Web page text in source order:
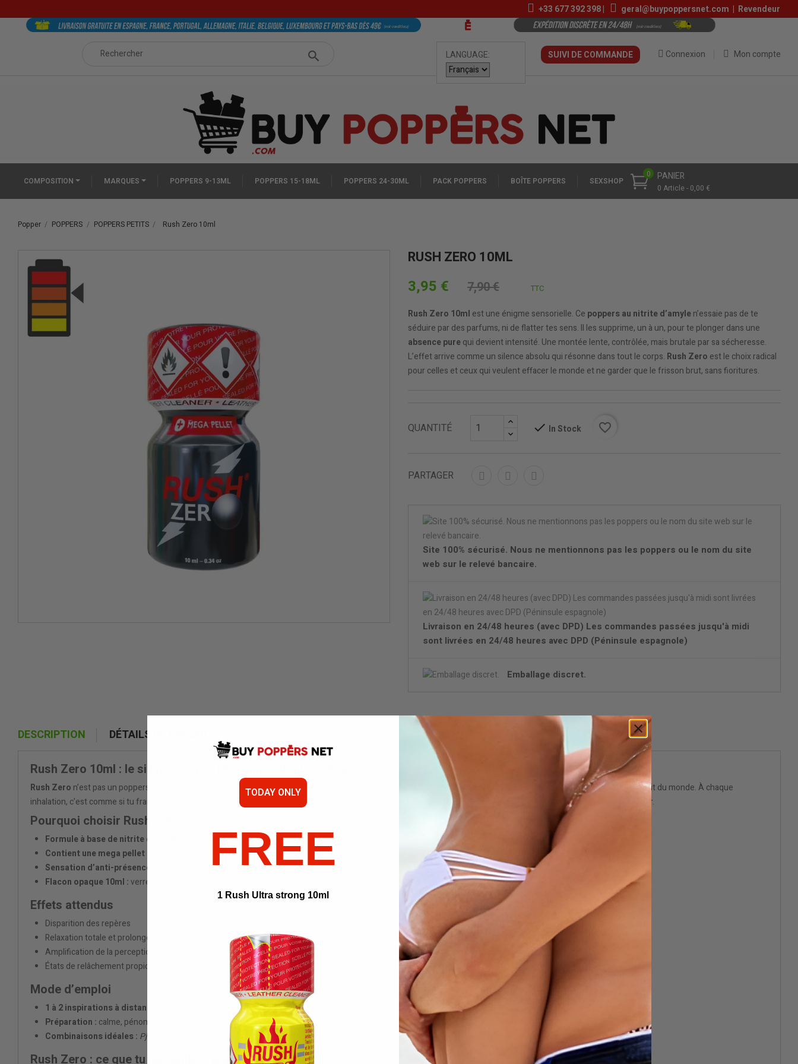
+33 677 392 398| geral@buypoppersnet.com | Revendeur
LANGUAGE: Mon compte
Connexion
SUIVI DE COMMANDE
PANIER
0 Article - 0,00 €
0
COMPOSITION MARQUES POPPERS 9-13ML POPPERS 15-18ML POPPERS 24-30ML PACK POPPERS BOÎTE POPPERS SEXSHOP
Popper POPPERS POPPERS PETITS Rush Zero 10ml
RUSH ZERO 10ML
3,95 € 7,90 € TTC
Rush Zero 10ml est une énigme sensorielle. Ce poppers au nitrite d’amylen’essaie pas de te
séduire par des parfums, ni de flatter tes sens. Il les supprime, un à un, pour te plonger dans une
absence purequi devient intensité. Une montée lente, contrôlée, mais brutale par sa sécheresse.
L’effet arrive comme un silence absolu qui résonne dans tout le corps. Rush Zero est le choix radical
pour celles et ceux qui veulent effacer le monde et ne garder que le frisson brut, sans fioritures.
QUANTITÉ In Stock favorite_border
PARTAGER
Site 100% sécurisé. Nous ne mentionnons pas les poppers ou le nom du site
web sur le relevé bancaire.
Livraison en 24/48 heures (avec DPD) Les commandes passées jusqu'à midi
sont livrées en 24/48 heures avec DPD (Péninsule espagnole)
Emballage discret.
DESCRIPTION DÉTAILS DU PRODUIT
Rush Zero 10ml : le silence sensoriel comme dernier refuge
Rush Zero n’est pas un poppers ordinaire. C’est une capsule de vide, unmega pellet cryogénique encapsulé dans 10ml de
pur, taillé pour faire taire le bruit du monde. À chaque
inhalation, c’est comme si tu franchissais le seuil d’un univers sans couleurs, sans mots, sans friction. Et dans ce vide, une vérité : ton corps. Ta chair. Ton souffle. Ton désir.
Pourquoi choisir Rush Zero ?
Formule à base de nitrite d’amyle :
effet long, intense, à montée progressive
Contient une mega pellet :
conservation améliorée, fraîcheur active
Sensation d’anti-présence :
dissociation douce, conscience flottante
Flacon opaque 10ml :verre blindé, obscur, comme une capsule temporelle
Effets attendus
Disparition des repères
Relaxation totale et prolongée
Amplification de la perception intérieure
États de relâchement propices aux pratiques profondes (anal, fisting, BDSM)
Mode d’emploi
1 à 2 inspirations à distance
, espacées, silencieuses
Préparation : calme, pénombre, musique ambient ou néant sonore
Combinaisons idéales : Pjur Backdoor, accessoires breath control, cockrings slow-play
Rush Zero : ce que tu ne sentiras pas
TODAY ONLY
FREE
1 Rush Ultra strong 10ml